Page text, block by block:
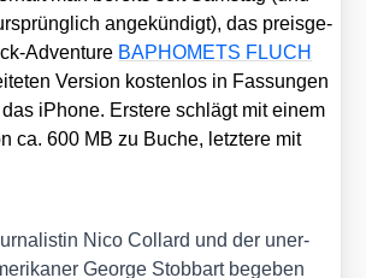
ange­kün­digt), das preis­ge­
Adventure BAPHOMETS FLUCH
Ver­si­on kos­ten­los in Fas­sun­gen
iPho­ne. Ers­te­re schlägt mit einem
ca. 600 MB zu Buche, letz­te­re mit
Nico Col­lard und der uner­
Geor­ge Stob­bart bege­ben